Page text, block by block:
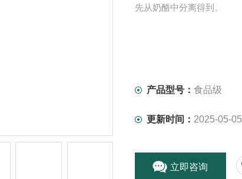
先从奶酪中分离得到。
产品型号： 食品级
更新时间： 2025-05-05
立即咨询